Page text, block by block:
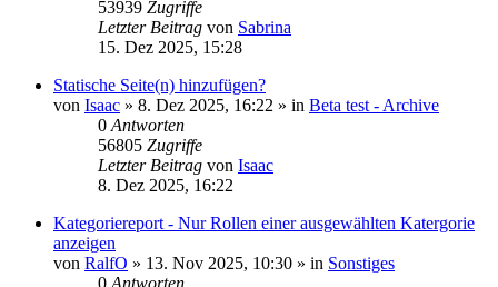
53939 Zugriffe
Letzter Beitrag von Sabrina
15. Dez 2025, 15:28
Statische Seite(n) hinzufügen?
von Isaac » 8. Dez 2025, 16:22 » in Beta test - Archive
0 Antworten
56805 Zugriffe
Letzter Beitrag von Isaac
8. Dez 2025, 16:22
Kategoriereport - Nur Rollen einer ausgewählten Katergorie
anzeigen
von RalfO » 13. Nov 2025, 10:30 » in Sonstiges
0 Antworten